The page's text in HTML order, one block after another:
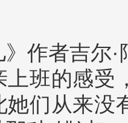
作者吉尔
班的感受
们从来没